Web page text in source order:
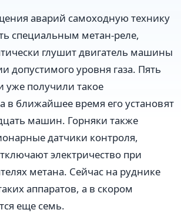
аварий самоходную технику
специальным метан-реле,
глушит двигатель машины
допустимого уровня газа. Пять
уже получили такое
в ближайшее время его установят
машин. Горняки также
датчики контроля,
электричество при
метана. Сейчас на руднике
аппаратов, а в скором
еще семь.